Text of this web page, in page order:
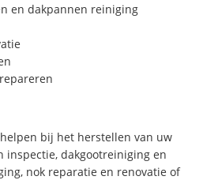
en dakpannen reiniging
bij het herstellen van uw
inspectie, dakgootreiniging en
nok reparatie en renovatie of